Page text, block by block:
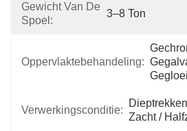
Gewicht Van De
Spoel:
3–8 Ton
Oppervlaktebehandeling:
Verwerkingsconditie:
Zacht /